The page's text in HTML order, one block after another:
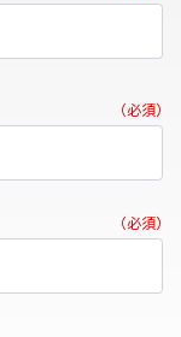
（必須）
（必須）